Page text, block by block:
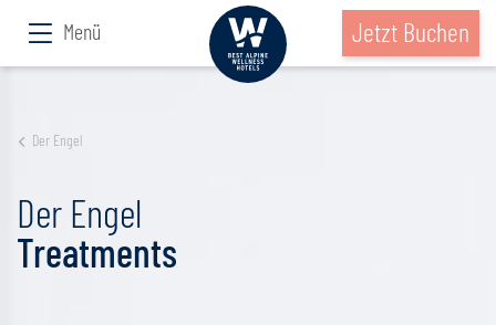
Menü Jetzt Buchen
Der Engel
Der Engel
Treatments